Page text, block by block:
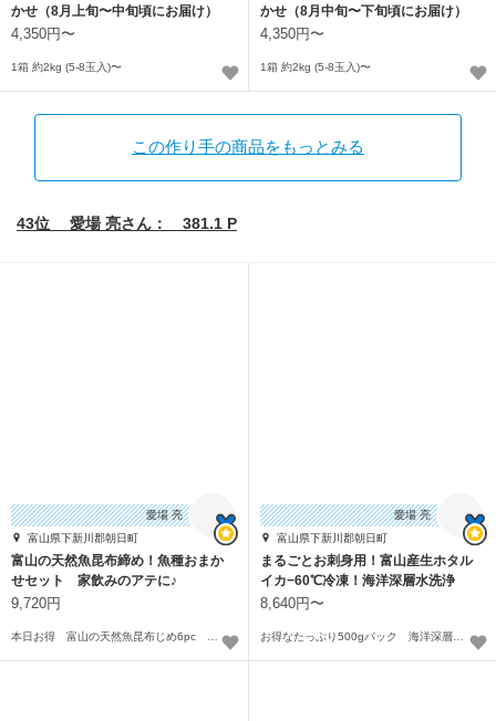
かせ（8月上旬〜中旬頃にお届け）
4,350円〜
1箱 約2kg (5-8玉入)〜
かせ（8月中旬〜下旬頃にお届け）
4,350円〜
1箱 約2kg (5-8玉入)〜
この作り手の商品をもっとみる
43位 愛場 亮さん： 381.1 P
愛場 亮
富山県下新川郡朝日町
富山の天然魚昆布締め！魚種おまか
せセット 家飲みのアテに♪
9,720円
愛場 亮
富山県下新川郡朝日町
まるごとお刺身用！富山産生ホタル
イカ−60℃冷凍！海洋深層水洗浄
8,640円〜
お得なたっぷり500gパック 海洋深層水洗浄 マイナス60℃冷凍品〜